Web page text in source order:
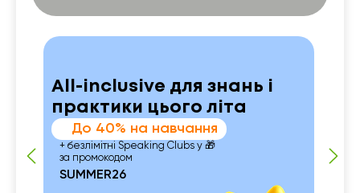
All-inclusive для знань і
практики цього літа
До 40% на навчання
+ безлімітні Speaking Clubs у 🎁
за промокодом
SUMMER26